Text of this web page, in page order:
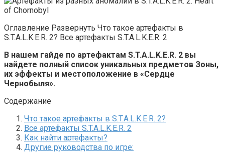
Оглавление Развернуть Что такое артефакты в
S.T.A.L.K.E.R. 2? Все артефакты S.T.A.L.K.E.R. 2
В нашем гайде по артефактам S.T.A.L.K.E.R. 2 вы
найдете полный список уникальных предметов Зоны,
их эффекты и местоположение в «Сердце
Чернобыля».
Содержание
Что такое артефакты в S.T.A.L.K.E.R. 2?
Все артефакты S.T.A.L.K.E.R. 2
Как найти артефакты?
Другие руководства по игре: